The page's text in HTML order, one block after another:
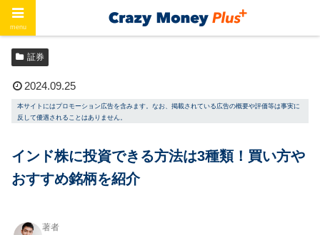
証券
2024.09.25
本サイトにはプロモーション広告を含みます。なお、掲載されている広告の概要や評価等は事実に
反して優遇されることはありません。
インド株に投資できる方法は3種類！買い方や
おすすめ銘柄を紹介
著者
menu